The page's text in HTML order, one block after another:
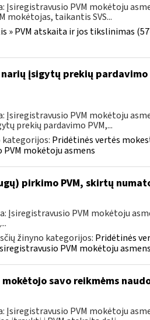
PVM mokėtoju
mokėtojas, taikantis SVS...
» PVM atskaita ir jos tikslinimas
įsigytų prekių pardavimo
PVM mokėtoju
prekių pardavimo PVM,...
kategorijos: Pridėtinės vertės
mokėtoju asmens
pirkimo PVM, skirtų
Įsiregistravusio PVM mokėtoju
žinyno kategorijos: Pridėtinės
PVM mokėtoju asmens
savo reikmėms
PVM mokėtoju